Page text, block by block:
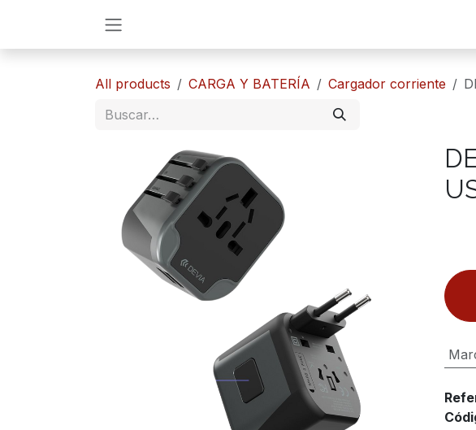
All products CARGA Y BATERÍA ​​Cargador corriente